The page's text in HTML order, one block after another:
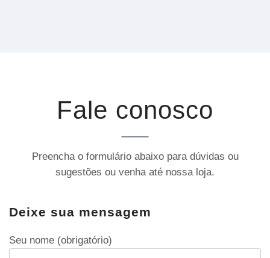
Fale conosco
Preencha o formulário abaixo para dúvidas ou
sugestões ou venha até nossa loja.
Deixe sua mensagem
Seu nome (obrigatório)